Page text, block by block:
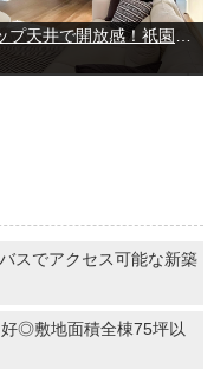
スでアクセス可能な新築
◎敷地面積全棟75坪以